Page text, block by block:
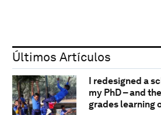
Últimos Artículos
I redesigned a
my PhD – and
grades learning